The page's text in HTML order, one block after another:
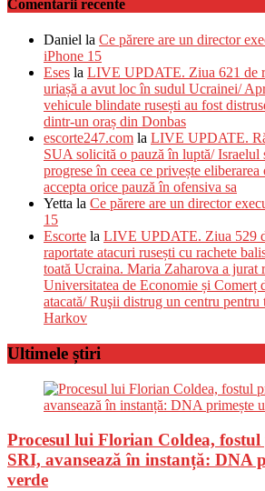
Comentarii recente
Daniel la Ce părere are un director
iPhone 15
Eses la LIVE UPDATE. Ziua 621 de
uriașă a avut loc în sudul Ucrainei/
vehicule blindate rusești au fost
dintr-un oraș din Donbas
escorte247.com la LIVE UPDATE.
SUA solicită o pauză în luptă/ Israelul
progrese în ceea ce privește
accepta orice pauză în ofensiva sa
Yetta la Ce părere are un director
15
Escorte la LIVE UPDATE. Ziua 529
raportate atacuri rusești cu rachete
toată Ucraina. Maria Zaharova a jurat
Universitatea de Economie și Comerț
atacată/ Ruşii distrug un centru pentru
Harkov
Ultimele știri
Procesul lui Florian Coldea,
SRI, avansează în instanță: DNA
verde